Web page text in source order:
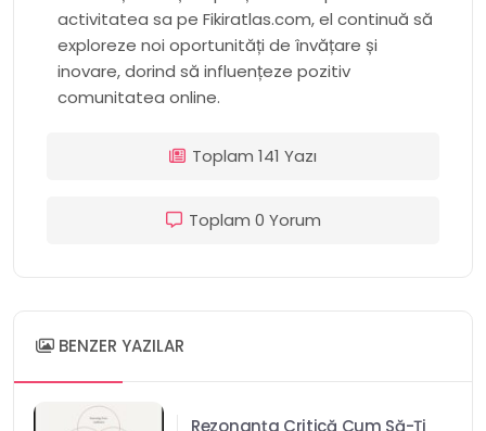
activitatea sa pe Fikiratlas.com, el continuă să
exploreze noi oportunități de învățare și
inovare, dorind să influențeze pozitiv
comunitatea online.
Toplam 141 Yazı
Toplam 0 Yorum
BENZER YAZILAR
Rezonanța Critică Cum Să-Ți